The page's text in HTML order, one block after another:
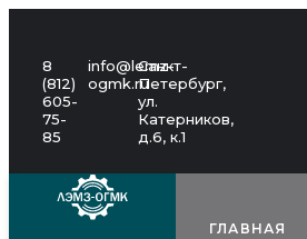
8
(812)
605-
75-
85
info@lemz-
ogmk.ru
Санкт-
Петербург,
ул.
Катерников,
д.6, к.1
ГЛАВНАЯ